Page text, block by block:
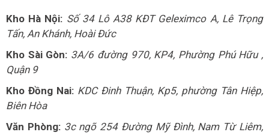
Kho Hà Nội: Số 34 Lô A38 KĐT Geleximco A, Lê Trọng
Tấn, An Khánh, Hoài Đức
Kho Sài Gòn: 3A/6 đường 970, KP4, Phường Phú Hữu ,
Quận 9
Kho Đồng Nai: KDC Đinh Thuận, Kp5, phường Tân Hiệp,
Biên Hòa
Văn Phòng: 3c ngõ 254 Đường Mỹ Đình, Nam Từ Liêm,